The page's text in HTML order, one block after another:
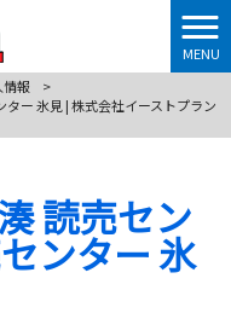
MENU
報
>
ー 氷見 | 株式会社イーストプラン
読売セン
ンター 氷